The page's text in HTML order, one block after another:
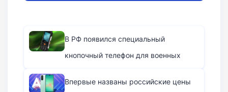
В РФ появился специальный
кнопочный телефон для военных
Впервые названы российские цены